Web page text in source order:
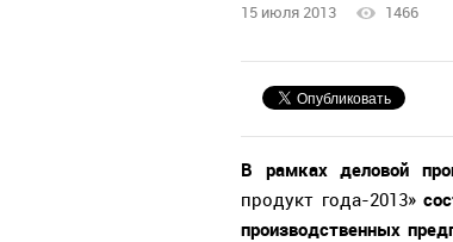
15 июля 2013 1466
В рамках деловой
продукт года-2013»
производственных